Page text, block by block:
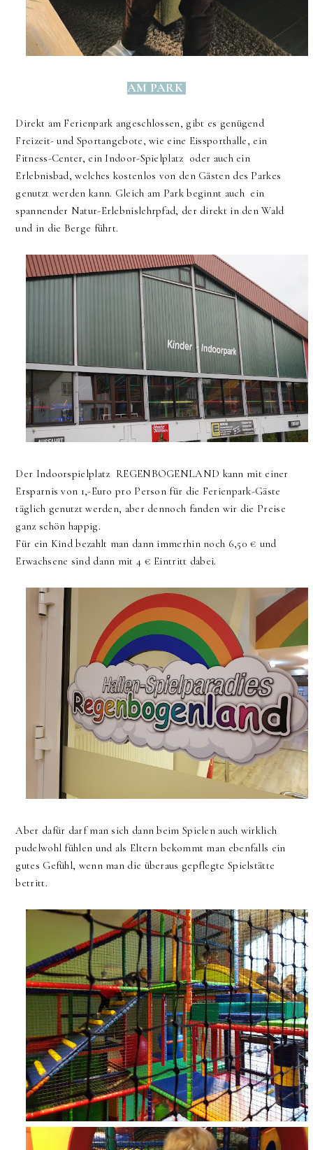
AM PARK
Direkt am Ferienpark angeschlossen, gibt es genügend
Freizeit- und Sportangebote, wie eine Eissporthalle, ein
Fitness-Center, ein Indoor-Spielplatz oder auch ein
Erlebnisbad, welches kostenlos von den Gästen des Parkes
genutzt werden kann. Gleich am Park beginnt auch ein
spannender Natur-Erlebnislehrpfad, der direkt in den Wald
und in die Berge führt.
Der Indoorspielplatz REGENBOGENLAND kann mit einer
Ersparnis von 1,-Euro pro Person für die Ferienpark-Gäste
täglich genutzt werden, aber dennoch fanden wir die Preise
ganz schön happig.
Für ein Kind bezahlt man dann immerhin noch 6,50 € und
Erwachsene sind dann mit 4 € Eintritt dabei.
Aber dafür darf man sich dann beim Spielen auch wirklich
pudelwohl fühlen und als Eltern bekommt man ebenfalls ein
gutes Gefühl, wenn man die überaus gepflegte Spielstätte
betritt.